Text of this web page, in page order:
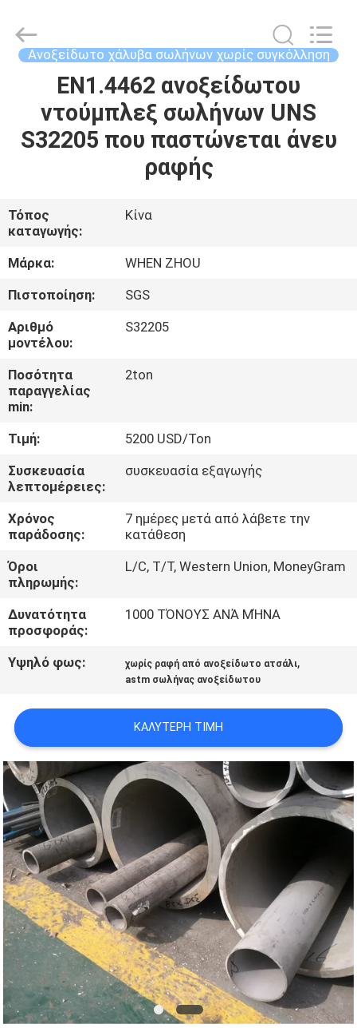
ΠΡΟΪΌΝΤΑ
ΕΜΕΊΣ
ΓΎΡΟΣ
ΕΡΓΟΣΤΑΣΊΩΝ
ΠΟΙΟΤΙΚΌΣ
ΈΛΕΓΧΟΣ
ΕΛΆΤΕ
ΣΕ
ΕΠΑΦΉ
ΜΕ
ΕΙΔΉΣΕΙΣ
ΠΕΡΙΠΤΏΣΕΙΣ
NEWS
SITEMAP
PRIVACY
POLICY
INDUSTRIAL
LIMITED.
Rights Ανοξείδωτο χάλυβα σωλήνων χωρίς συγκόλληση
EN1.4462 ανοξείδωτου
ντούμπλεξ σωλήνων UNS
S32205 που παστώνεται άνευ
ραφής
Τόπος
καταγωγής:
Κίνα
Μάρκα:
WHEN ZHOU
Πιστοποίηση:
SGS
Αριθμό
μοντέλου:
S32205
Ποσότητα
παραγγελίας
min:
2ton
Τιμή:
5200 USD/Ton
Συσκευασία
λεπτομέρειες:
συσκευασία εξαγωγής
Χρόνος
παράδοσης:
7 ημέρες μετά από λάβετε την
κατάθεση
Όροι
πληρωμής:
L/C, T/T, Western Union, MoneyGram
Δυνατότητα
προσφοράς:
1000 ΤΌΝΟΥΣ ΑΝΆ ΜΉΝΑ
Υψηλό φως: χωρίς ραφή από ανοξείδωτο ατσάλι,
astm σωλήνας ανοξείδωτου
ΚΑΛΎΤΕΡΗ ΤΙΜΉ